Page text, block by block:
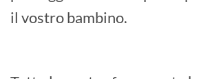
il vostro bambino.